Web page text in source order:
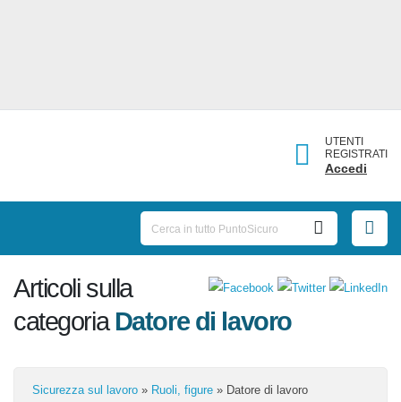
UTENTI
REGISTRATI
Accedi
Articoli sulla
categoriaDatore di lavoro
Sicurezza sul lavoro»Ruoli, figure»Datore di lavoro